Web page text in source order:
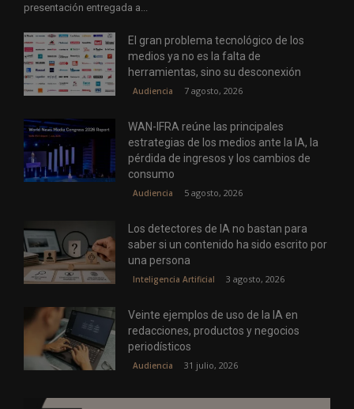
presentación entregada a...
El gran problema tecnológico de los
medios ya no es la falta de
herramientas, sino su desconexión
Audiencia 7 agosto, 2026
WAN-IFRA reúne las principales
estrategias de los medios ante la IA, la
pérdida de ingresos y los cambios de
consumo
Audiencia 5 agosto, 2026
Los detectores de IA no bastan para
saber si un contenido ha sido escrito por
una persona
Inteligencia Artificial 3 agosto, 2026
Veinte ejemplos de uso de la IA en
redacciones, productos y negocios
periodísticos
Audiencia 31 julio, 2026